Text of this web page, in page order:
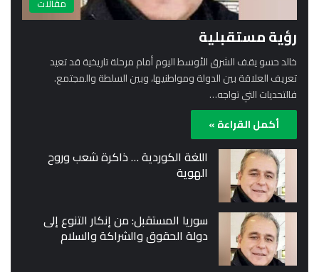
مقالات
رؤية مستقبلية
خالد حسو يقف الشرق الأوسط اليوم أمام مرحلة تاريخية قد تعيد
تعريف العلاقة بين الدولة ومواطنيها، وبين السلطة والمجتمع.
فالتحديات التي تواجه…
أكمل القراءة »
اللغة الكوردية … ذاكرة شعب وروح
الهوية
سوريا المستقبل: من إنكار التنوع إلى
دولة الحقوق والشراكة والسلام